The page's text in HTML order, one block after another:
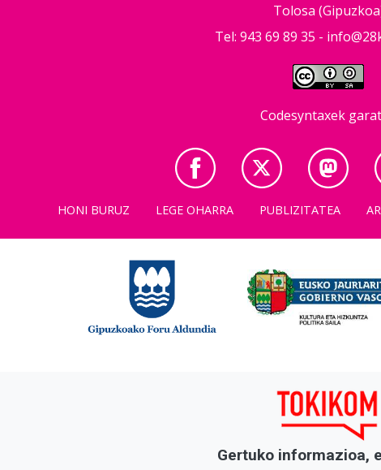
Tolosa
Tel: 943 69 89 35 -
Codesyntaxek
HONI BURUZ LEGE OHARRA PUBLIZITATEA
Gertuko informazioa,